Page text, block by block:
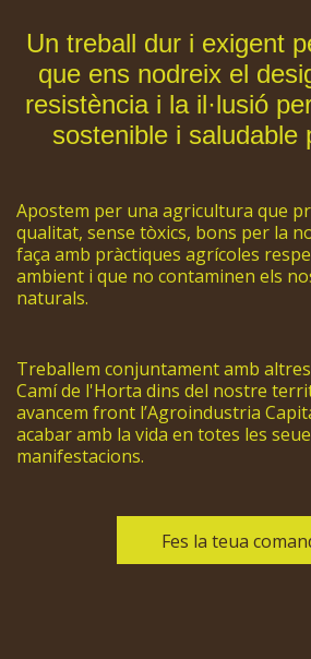
Un treball dur i exigent
que ens nodreix el
resistència i la il·lusió
sostenible i saludable
Apostem per una agricultura que
qualitat, sense tòxics, bons per la
faça amb pràctiques agrícoles
ambient i que no contaminen els
naturals.
Treballem conjuntament amb
Camí de l'Horta dins del nostre
avancem front l’Agroindustria
acabar amb la vida en totes les
manifestacions.
Fes la teua